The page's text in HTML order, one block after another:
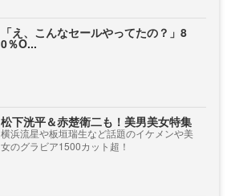
「え、こんなセールやってたの？」8
0％O...
松下洸平＆赤楚衛二も！美男美女特集
横浜流星や板垣瑞生など話題のイケメンや美
女のグラビア1500カット超！